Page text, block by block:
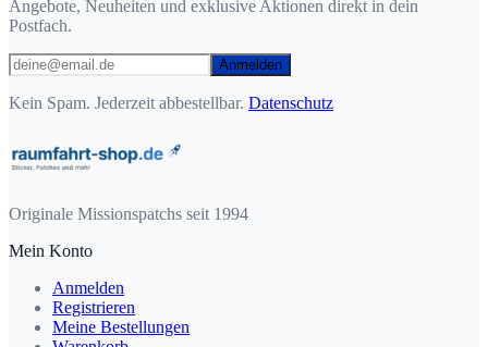
Angebote, Neuheiten und exklusive Aktionen direkt in dein
Postfach.
Anmelden
Kein Spam. Jederzeit abbestellbar. Datenschutz
Originale Missionspatchs seit 1994
Mein Konto
Anmelden
Registrieren
Meine Bestellungen